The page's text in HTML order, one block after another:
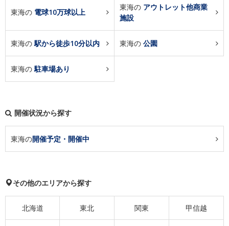
東海の 電球10万球以上
東海の アウトレット他商業
施設
東海の駅から徒歩10分以内 東海の 公園
東海の駐車場あり
開催状況から探す
東海の開催予定・開催中
その他のエリアから探す
北海道 東北 関東 甲信越